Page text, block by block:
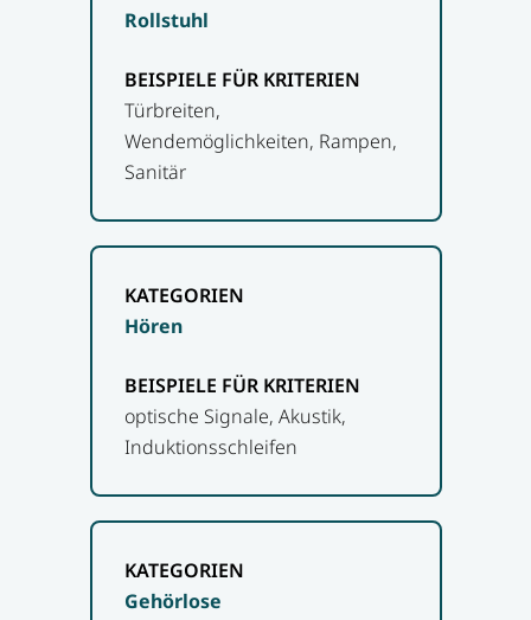
Rollstuhl
Türbreiten,
Wendemöglichkeiten, Rampen,
Sanitär
Hören
optische Signale, Akustik,
Induktionsschleifen
Gehörlose